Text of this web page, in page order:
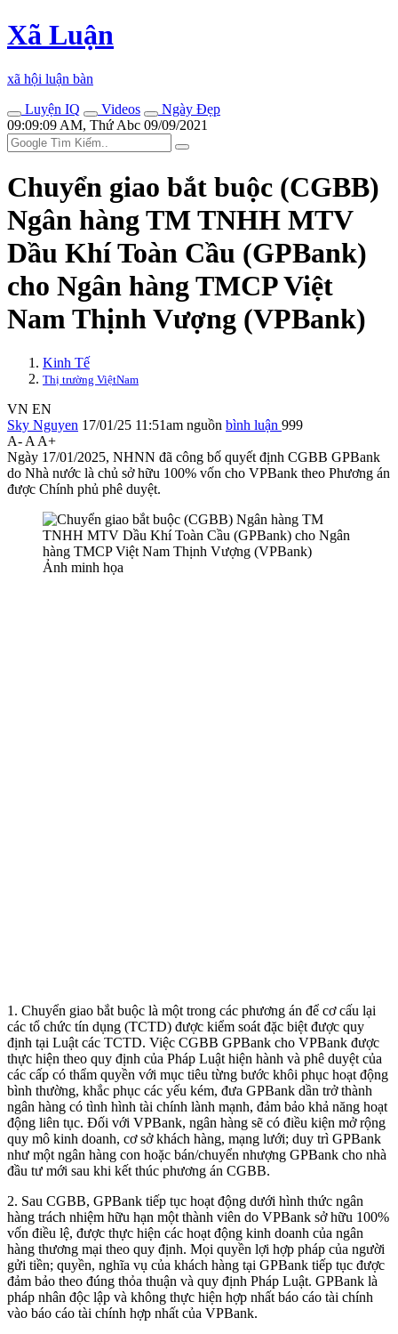
Xã Luận
xã hội luận bàn
Luyện IQ
Videos
Ngày Đẹp
09:09:09 AM, Thứ Abc 09/09/2021
Chuyển giao bắt buộc (CGBB)
Ngân hàng TM TNHH MTV
Dầu Khí Toàn Cầu (GPBank)
cho Ngân hàng TMCP Việt
Nam Thịnh Vượng (VPBank)
Kinh Tế
Thị trường ViệtNam
VN EN
Sky Nguyen 17/01/25 11:51am nguồn bình luận 999
A- A A+
Ngày 17/01/2025, NHNN đã công bố quyết định CGBB GPBank
do Nhà nước là chủ sở hữu 100% vốn cho VPBank theo Phương án
được Chính phủ phê duyệt.
Ảnh minh họa
1. Chuyển giao bắt buộc là một trong các phương án để cơ cấu lại
các tổ chức tín dụng (TCTD) được kiểm soát đặc biệt được quy
định tại Luật các TCTD. Việc CGBB GPBank cho VPBank được
thực hiện theo quy định của Pháp Luật hiện hành và phê duyệt của
các cấp có thẩm quyền với mục tiêu từng bước khôi phục hoạt động
bình thường, khắc phục các yếu kém, đưa GPBank dần trở thành
ngân hàng có tình hình tài chính lành mạnh, đảm bảo khả năng hoạt
động liên tục. Đối với VPBank, ngân hàng sẽ có điều kiện mở rộng
quy mô kinh doanh, cơ sở khách hàng, mạng lưới; duy trì GPBank
như một ngân hàng con hoặc bán/chuyển nhượng GPBank cho nhà
đầu tư mới sau khi kết thúc phương án CGBB.
2. Sau CGBB, GPBank tiếp tục hoạt động dưới hình thức ngân
hàng trách nhiệm hữu hạn một thành viên do VPBank sở hữu 100%
vốn điều lệ, được thực hiện các hoạt động kinh doanh của ngân
hàng thương mại theo quy định. Mọi quyền lợi hợp pháp của người
gửi tiền; quyền, nghĩa vụ của khách hàng tại GPBank tiếp tục được
đảm bảo theo đúng thỏa thuận và quy định Pháp Luật. GPBank là
pháp nhân độc lập và không thực hiện hợp nhất báo cáo tài chính
vào báo cáo tài chính hợp nhất của VPBank.